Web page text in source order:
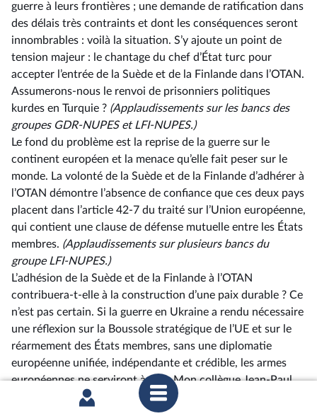
guerre à leurs frontières ; une demande de ratification dans
des délais très contraints et dont les conséquences seront
innombrables : voilà la situation. S’y ajoute un point de
tension majeur : le chantage du chef d’État turc pour
accepter l’entrée de la Suède et de la Finlande dans l’OTAN.
Assumerons-nous le renvoi de prisonniers politiques
kurdes en Turquie ? (Applaudissements sur les bancs des
groupes GDR-NUPES et LFI-NUPES.)
Le fond du problème est la reprise de la guerre sur le
continent européen et la menace qu’elle fait peser sur le
monde. La volonté de la Suède et de la Finlande d’adhérer à
l’OTAN démontre l’absence de confiance que ces deux pays
placent dans l’article 42-7 du traité sur l’Union européenne,
qui contient une clause de défense mutuelle entre les États
membres. (Applaudissements sur plusieurs bancs du
groupe LFI-NUPES.)
L’adhésion de la Suède et de la Finlande à l’OTAN
contribuera-t-elle à la construction d’une paix durable ? Ce
n’est pas certain. Si la guerre en Ukraine a rendu nécessaire
une réflexion sur la Boussole stratégique de l’UE et sur le
réarmement des États membres, sans une diplomatie
européenne unifiée, indépendante et crédible, les armes
européennes ne serviront à rien. Mon collègue Jean-Paul
Lecoq ne cesse de le répéter : sans une véritable